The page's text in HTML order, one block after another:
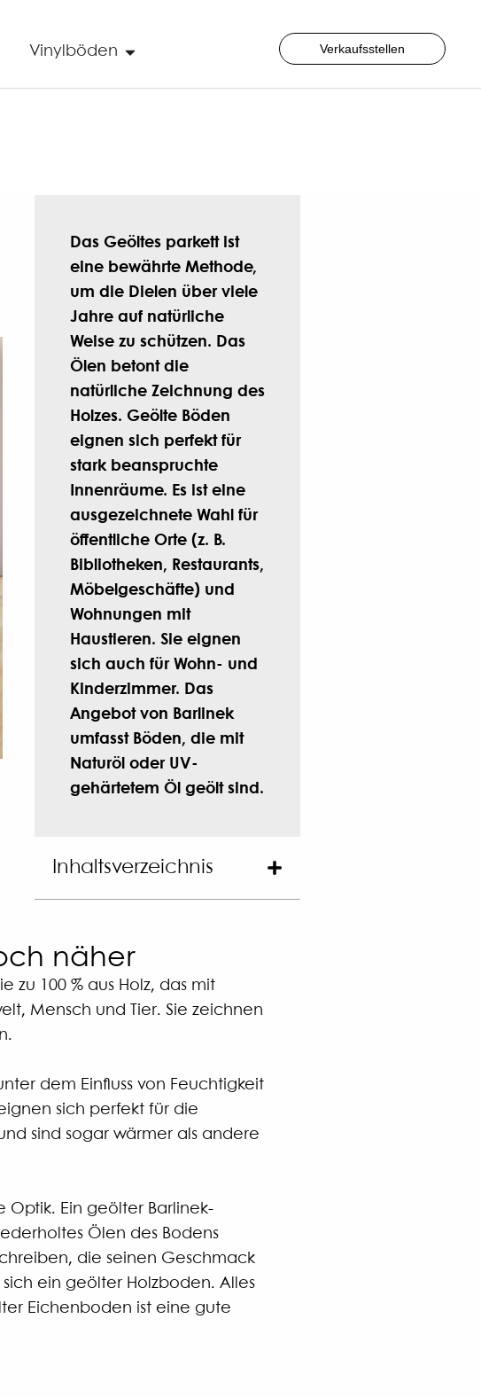
Vinylböden Verkaufsstellen
Dartmoor Fischgrät 130
Das Geöltes parkett ist
eine bewährte Methode,
um die Dielen über viele
Jahre auf natürliche
Weise zu schützen. Das
Ölen betont die
natürliche Zeichnung des
Holzes. Geölte Böden
eignen sich perfekt für
stark beanspruchte
Innenräume. Es ist eine
ausgezeichnete Wahl für
öffentliche Orte (z. B.
Bibliotheken, Restaurants,
Möbelgeschäfte) und
Wohnungen mit
Haustieren. Sie eignen
sich auch für Wohn- und
Kinderzimmer. Das
Angebot von Barlinek
umfasst Böden, die mit
Naturöl oder UV-
gehärtetem Öl geölt sind.
Inhaltsverzeichnis
näher
100 % aus Holz, das mit
Mensch und Tier. Sie zeichnen
dem Einfluss von Feuchtigkeit
sich perfekt für die
sind sogar wärmer als andere
Optik. Ein geölter Barlinek-
Ölen des Bodens
die seinen Geschmack
ein geölter Holzboden. Alles
Eichenboden ist eine gute